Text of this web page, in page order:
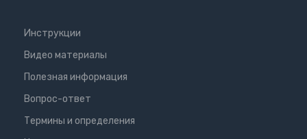
Инструкции
Видео материалы
Полезная информация
Вопрос-ответ
Термины и определения